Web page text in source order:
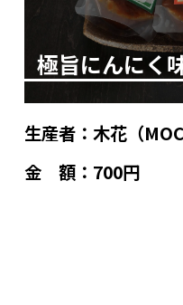
極旨にんにく
生産者： 木花（
金 額： 700円